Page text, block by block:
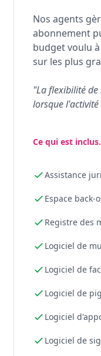
Nos agents
abonnement
budget voulu
sur les plus
"La flexibilité
lorsque
Ce qui est inclus.
Assistance
Espace
Registre des
Logiciel de
Logiciel de
Logiciel de
Logiciel
Logiciel de